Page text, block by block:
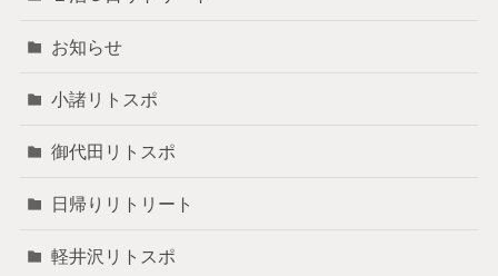
お知らせ
小諸リトスポ
御代田リトスポ
日帰りリトリート
軽井沢リトスポ